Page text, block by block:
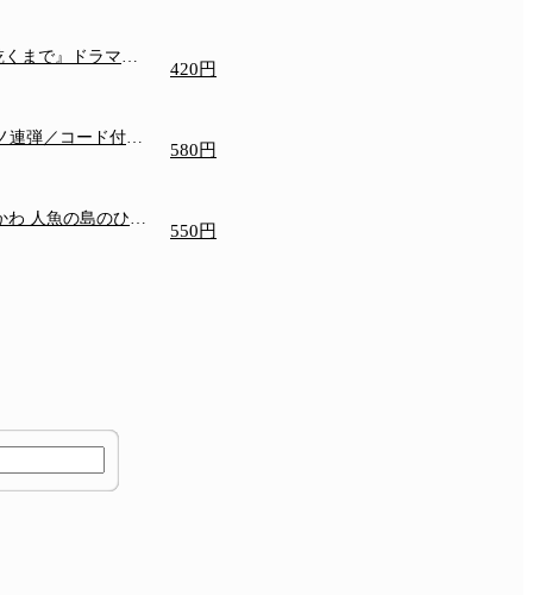
まで』ドラマ主
420円
連弾／コード付き
580円
人魚の島のひみ
550円